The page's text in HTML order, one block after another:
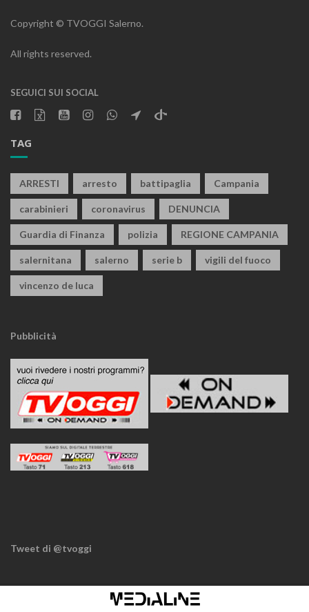
Copyright © TVOGGI Salerno.
All rights reserved.
SEGUICI SUI SOCIAL
TAG
ARRESTI arresto battipaglia Campania
carabinieri coronavirus DENUNCIA
Guardia di Finanza polizia REGIONE CAMPANIA
salernitana salerno serie b vigili del fuoco
vincenzo de luca
Pubblicità
Tweet di @tvoggi